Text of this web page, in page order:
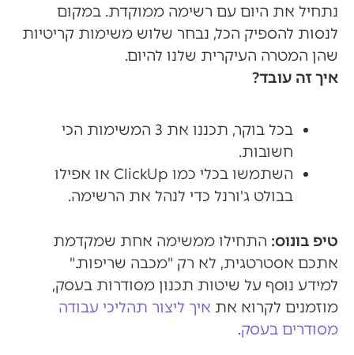
נתחיל את היום עם רשימה ממוקדת. במקום
לנסות להספיק הכל, נבחר שלוש משימות קריטיות
שהן המטרה העיקרית שלנו להיום.
איך זה עובד?
בכל בוקר, תכננו את 3 המשימות הכי
חשובות.
השתמשו בכלי כמו ClickUp או אפילו
בבולט ג'ורנל כדי לנהל את הרשימה.
טיפ בונוס: התחילו ממשימה אחת שמקדמת
אתכם אסטרטגית, לא רק "מכבה שריפות."
למידע נוסף על שיטות תכנון מסודרות בעסק,
מוזמנים לקרוא את איך ליצור תהליכי עבודה
מסודרים בעסק.